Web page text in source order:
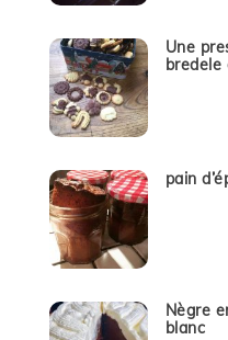
Une
pain
Nègre
blanc